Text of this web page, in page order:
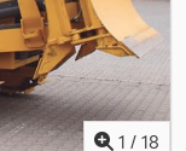
1 / 18